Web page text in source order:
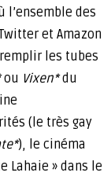
l’ensemble des
et Amazon
les tubes
ou Vixen*du
(le très gay
), le cinéma
Lahaie » dans le